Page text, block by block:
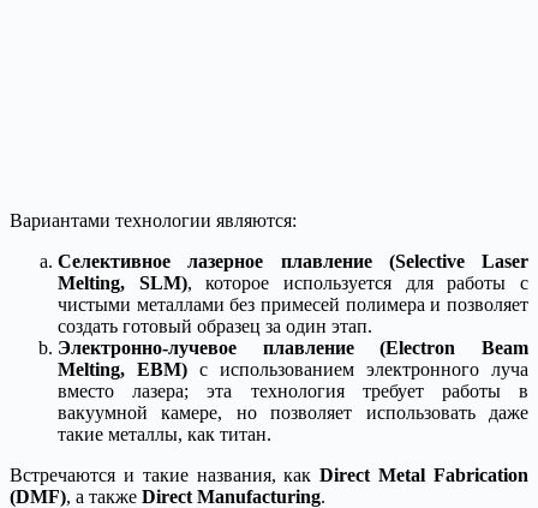
Вариантами технологии являются:
Селективное лазерное плавление (Selective Laser
Melting, SLM), которое используется для работы с
чистыми металлами без примесей полимера и позволяет
создать готовый образец за один этап.
Электронно-лучевое плавление (Electron Beam
Melting, EBM) с использованием электронного луча
вместо лазера; эта технология требует работы в
вакуумной камере, но позволяет использовать даже
такие металлы, как титан.
Встречаются и такие названия, какDirect Metal Fabrication
(DMF), а также Direct Manufacturing.